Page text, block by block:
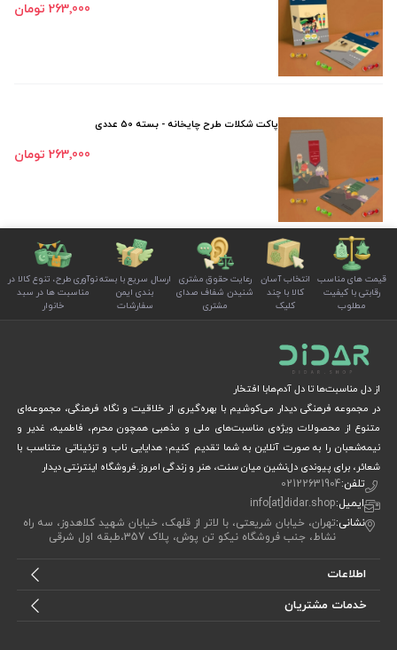
263٬000 تومان
پاکت شکلات طرح چایخانه - بسته 50 عددی
263٬000 تومان
قیمت های مناسب
رقابتی با کیفیت
مطلوب
انتخاب آسان
کالا با چند
کلیک
رعایت حقوق مشتری
شنیدن شفاف صدای
مشتری
ارسال سریع با بسته
بندی ایمن
سفارشات
نوآوری طرح، تنوع کالا در
مناسبت ها در سبد
خانوار
از دل مناسبت‌ها تا دل آدم‌هابا افتخار
در مجموعه فرهنگی دیدار می‌کوشیم با بهره‌گیری از خلاقیت و نگاه فرهنگی، مجموعه‌ای
متنوع از محصولات ویژه‌ی مناسبت‌های ملی و مذهبی همچون محرم، فاطمیه، غدیر و
نیمه‌شعبان را به صورت آنلاین به شما تقدیم کنیم؛ هدایایی ناب و تزئیناتی متناسب با
شعائر، برای پیوندی دل‌نشین میان سنت، هنر و زندگی امروز.فروشگاه اینترنتی دیدار
تلفن:02122631904
ایمیل:info[at]didar.shop
نشانی:تهران، خیابان شریعتی، با لاتر از قلهک، خیابان شهید کلاهدوز، سه راه
نشاط، جنب فروشگاه نیکو تن پوش، پلاک 357،طبقه اول شرقی
اطلاعات
خدمات مشتریان